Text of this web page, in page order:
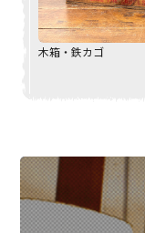
木箱・鉄カゴ